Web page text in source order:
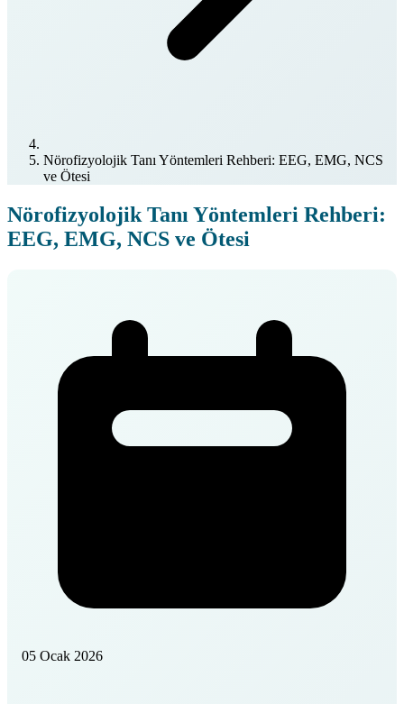
Nörofizyolojik Tanı Yöntemleri Rehberi: EEG, EMG, NCS
ve Ötesi
Nörofizyolojik Tanı Yöntemleri Rehberi:
EEG, EMG, NCS ve Ötesi
05 Ocak 2026